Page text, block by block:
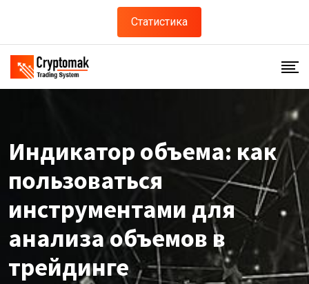
Статистика
Индикатор объема: как
пользоваться
инструментами для
анализа объемов в
трейдинге